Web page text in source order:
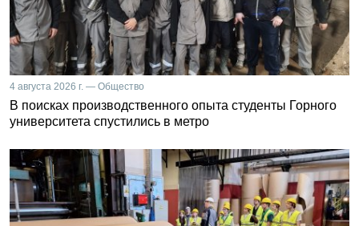
4 августа 2026 г. — Общество
В поисках производственного опыта студенты Горного
университета спустились в метро